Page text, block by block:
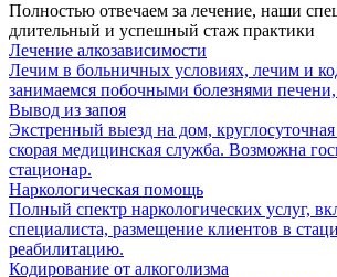
Полностью отвечаем за лечение, наши
длительный и успешный стаж практики
Лечение алкозависимости
Лечим в больничных условиях, лечим и
занимаемся побочными болезнями печени,
Вывод из запоя
Экстренный выезд на дом, круглосуточная
скорая медицинская служба. Возможна
стационар.
Наркологическая помощь
Полный спектр наркологических услуг,
специалиста, размещение клиентов в
реабилитацию.
Кодирование от алкоголизма